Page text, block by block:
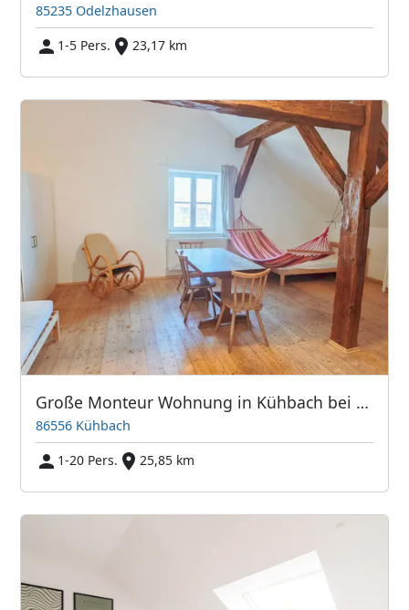
85235 Odelzhausen
1-5 Pers.
23,17 km
Große Monteur Wohnung in Kühbach bei Schrobenhausen
86556 Kühbach
1-20 Pers.
25,85 km